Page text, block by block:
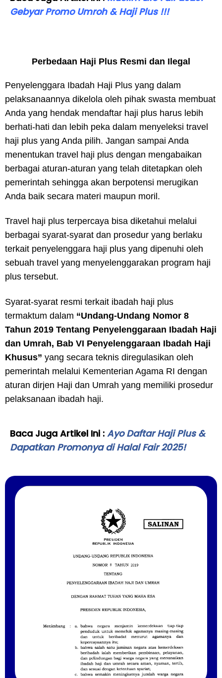
Gebyar Promo Umroh & Haji Plus !!!
Perbedaan Haji Plus Resmi dan Ilegal
Penyelenggara Ibadah Haji Plus yang dalam
pelaksanaannya dikelola oleh pihak swasta membuat
Anda yang hendak mendaftar haji plus harus lebih
berhati-hati dan lebih peka dalam menyeleksi travel
haji plus yang Anda pilih. Jangan sampai Anda
menentukan travel haji plus dengan mengabaikan
berbagai aturan-aturan yang telah ditetapkan oleh
pemerintah sehingga akan berpotensi merugikan
Anda baik secara materi maupun moril.
Travel haji plus terpercaya bisa diketahui melalui
berbagai syarat-syarat dan prosedur yang berlaku
terkait penyelenggara haji plus yang dipenuhi oleh
sebuah travel yang menyelenggarakan program haji
plus tersebut.
Syarat-syarat resmi terkait ibadah haji plus
termaktum dalam “Undang-Undang Nomor 8
Tahun 2019 Tentang Penyelenggaraan Ibadah Haji
dan Umrah, Bab VI Penyelenggaraan Ibadah Haji
Khusus” yang secara teknis diregulasikan oleh
pemerintah melalui Kementerian Agama RI dengan
aturan dirjen Haji dan Umrah yang memiliki prosedur
pelaksanaan ibadah haji.
Baca Juga Artikel Ini : Ayo Daftar Haji Plus &
Dapatkan Promonya di Halal Fair 2025!